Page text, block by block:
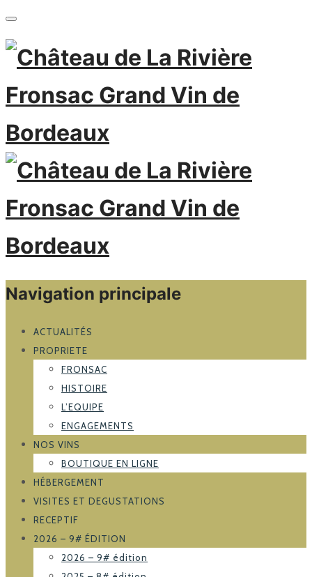
Navigation principale
ACTUALITÉS
PROPRIETE
FRONSAC
HISTOIRE
L’EQUIPE
ENGAGEMENTS
NOS VINS
BOUTIQUE EN LIGNE
HÉBERGEMENT
VISITES ET DEGUSTATIONS
RECEPTIF
2026 – 9# ÉDITION
2026 – 9# édition